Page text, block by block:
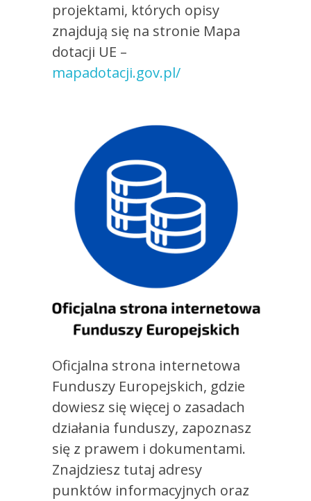
projektami, których opisy
znajdują się na stronie Mapa
dotacji UE –
mapadotacji.gov.pl/
Oficjalna strona internetowa
Funduszy Europejskich, gdzie
dowiesz się więcej o zasadach
działania funduszy, zapoznasz
się z prawem i dokumentami.
Znajdziesz tutaj adresy
punktów informacyjnych oraz